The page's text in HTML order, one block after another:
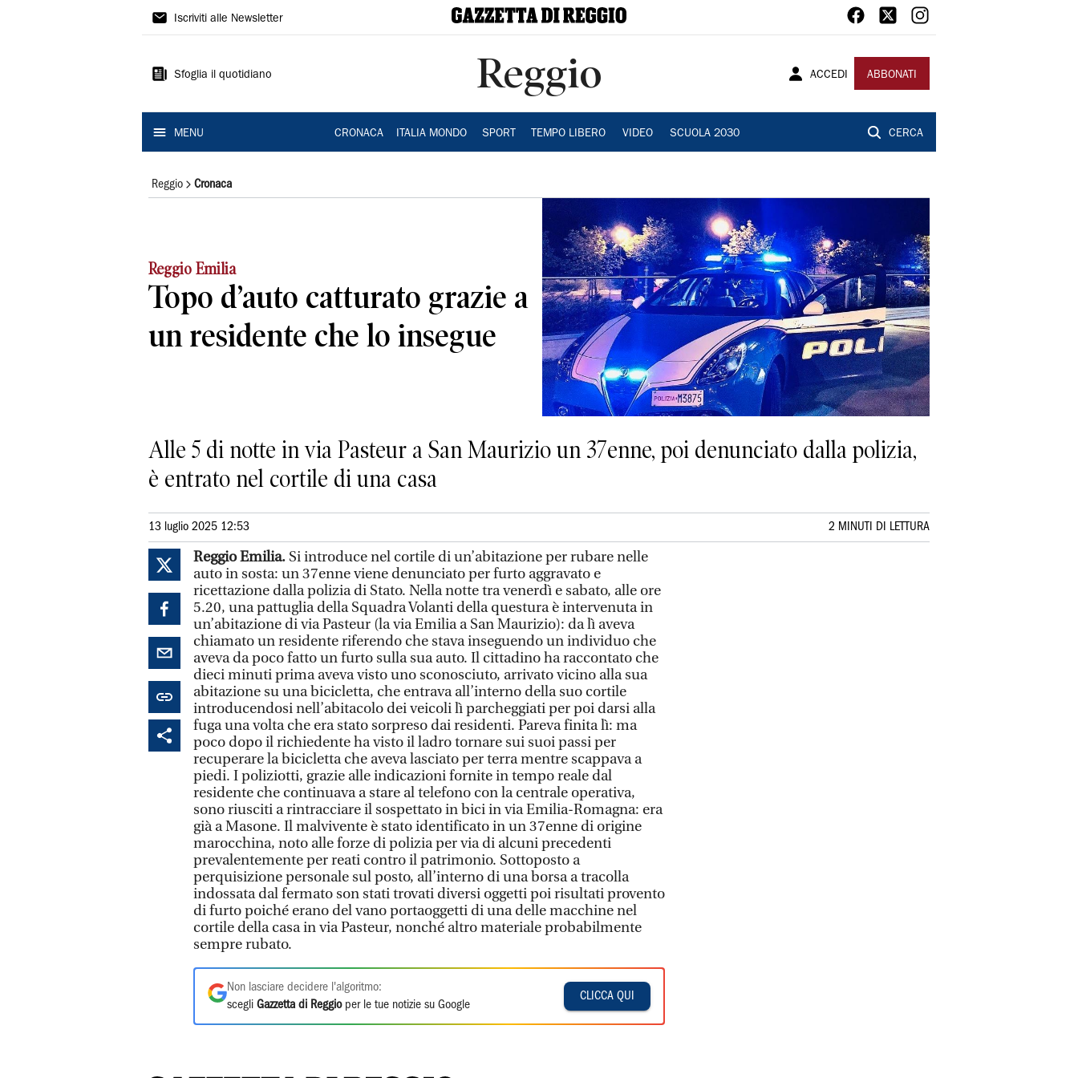
Gazzetta
Reggio
Iscriviti alle Newsletter
Sfoglia il quotidiano Reggio ACCEDI ABBONATI
MENU CRONACA ITALIA MONDO SPORT TEMPO LIBERO VIDEO SCUOLA 2030 CERCA
Reggio Cronaca
Reggio Emilia
Topo d’auto catturato grazie a
un residente che lo insegue
Alle 5 di notte in via Pasteur a San Maurizio un 37enne, poi denunciato dalla polizia,
è entrato nel cortile di una casa
13 luglio 2025 12:53 2 MINUTI DI LETTURA
Reggio Emilia. Si introduce nel cortile di un’abitazione per rubare nelle
auto in sosta: un 37enne viene denunciato per furto aggravato e
ricettazione dalla polizia di Stato. Nella notte tra venerdì e sabato, alle ore
5.20, una pattuglia della Squadra Volanti della questura è intervenuta in
un’abitazione di via Pasteur (la via Emilia a San Maurizio): da lì aveva
chiamato un residente riferendo che stava inseguendo un individuo che
aveva da poco fatto un furto sulla sua auto. Il cittadino ha raccontato che
dieci minuti prima aveva visto uno sconosciuto, arrivato vicino alla sua
abitazione su una bicicletta, che entrava all’interno della suo cortile
introducendosi nell’abitacolo dei veicoli lì parcheggiati per poi darsi alla
fuga una volta che era stato sorpreso dai residenti. Pareva finita lì: ma
poco dopo il richiedente ha visto il ladro tornare sui suoi passi per
recuperare la bicicletta che aveva lasciato per terra mentre scappava a
piedi. I poliziotti, grazie alle indicazioni fornite in tempo reale dal
residente che continuava a stare al telefono con la centrale operativa,
sono riusciti a rintracciare il sospettato in bici in via Emilia-Romagna: era
già a Masone. Il malvivente è stato identificato in un 37enne di origine
marocchina, noto alle forze di polizia per via di alcuni precedenti
prevalentemente per reati contro il patrimonio. Sottoposto a
perquisizione personale sul posto, all’interno di una borsa a tracolla
indossata dal fermato son stati trovati diversi oggetti poi risultati provento
di furto poiché erano del vano portaoggetti di una delle macchine nel
cortile della casa in via Pasteur, nonché altro materiale probabilmente
sempre rubato.
Non lasciare decidere l'algoritmo:
scegli Gazzetta di Reggioper le tue notizie su Google
CLICCA QUI